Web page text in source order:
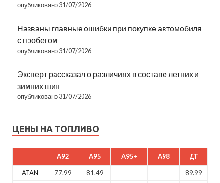
опубликовано 31/07/2026
Названы главные ошибки при покупке автомобиля
с пробегом
опубликовано 31/07/2026
Эксперт рассказал о различиях в составе летних и
зимних шин
опубликовано 31/07/2026
ЦЕНЫ НА ТОПЛИВО
A92 A95 A95+ A98 ДТ
ATAN 77.99 81.49
89.99